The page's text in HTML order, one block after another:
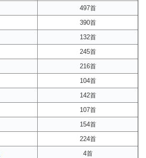
497首
390首
132首
245首
216首
104首
142首
107首
154首
224首
4首